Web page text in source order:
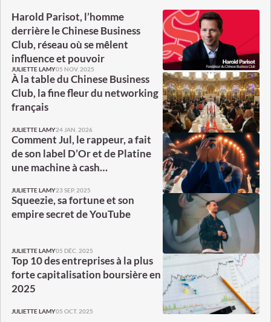
Harold Parisot, l’homme
derrière le Chinese Business
Club, réseau où se mêlent
influence et pouvoir
JULIETTE LAMY05 NOV. 2025
À la table du Chinese Business
Club, la fine fleur du networking
français
JULIETTE LAMY24 JAN. 2026
Comment Jul, le rappeur, a fait
de son label D’Or et de Platine
une machine à cash…
JULIETTE LAMY23 SEP. 2025
Squeezie, sa fortune et son
empire secret de YouTube
JULIETTE LAMY05 DÉC. 2025
Top 10 des entreprises à la plus
forte capitalisation boursière en
2025
JULIETTE LAMY05 OCT. 2025